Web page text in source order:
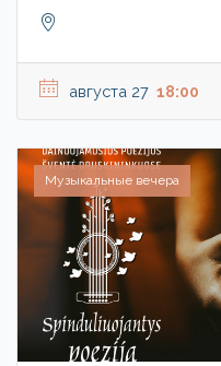
августа 27 18:00
Музыкальные вечера